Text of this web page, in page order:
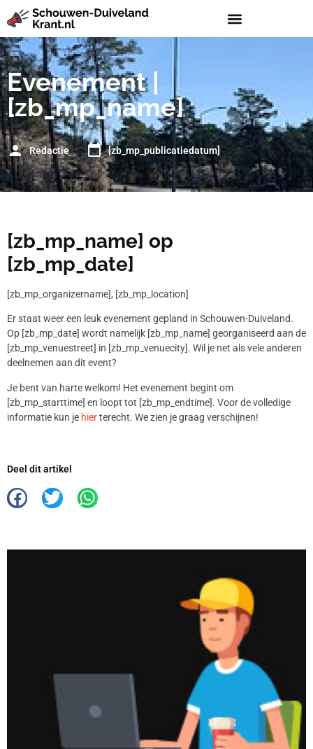
Evenement |
[zb_mp_name]
Redactie [zb_mp_publicatiedatum]
[zb_mp_name] op
[zb_mp_date]
[zb_mp_organizername], [zb_mp_location]
Er staat weer een leuk evenement gepland in Schouwen-Duiveland.
Op [zb_mp_date] wordt namelijk [zb_mp_name] georganiseerd aan de
[zb_mp_venuestreet] in [zb_mp_venuecity]. Wil je net als vele anderen
deelnemen aan dit event?
Je bent van harte welkom! Het evenement begint om
[zb_mp_starttime] en loopt tot [zb_mp_endtime]. Voor de volledige
informatie kun je hierterecht. We zien je graag verschijnen!
Deel dit artikel